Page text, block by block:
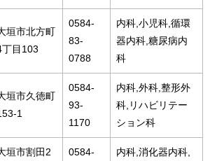
垣市北方町
丁目103
0584-
83-
0788
内科,小児科,循環
器内科,糖尿病内
科
垣市久徳町
1
0584-
93-
1170
内科,外科,整形外
科,リハビリテー
ション科
垣市割田2 0584- 内科,消化器内科,